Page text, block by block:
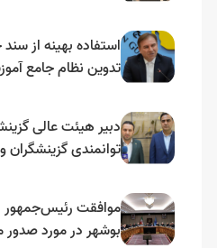
استفاده بهینه از
تدوین نظام جامع
دبیر هیئت عالی
توانمندی گزینشگران
موافقت رئیس‌جمهور
بوشهر در مورد